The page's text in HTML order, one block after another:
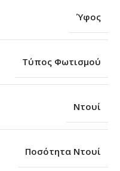
Ύφος
Τύπος Φωτισμού
Ντουί
Ποσότητα Ντουί